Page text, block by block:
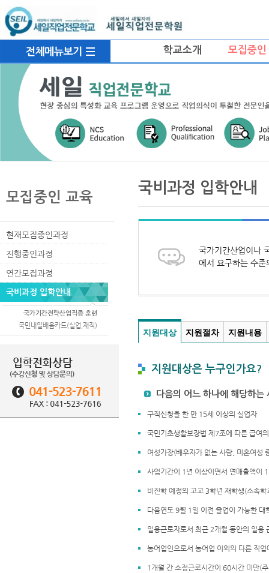
위
인
학교소개 모집중인
모집중인 교육
현재모집중인과정
진행중인과정
연간모집과정
국비과정 입학안내
국가기간전략산업직종 훈련
국민내일배움카드(실업,재직)
국비과정 입학안내
국가기간산업이나
에서 요구하는 수
지원대상
지원대상은 누구인가요?
다음의 어느 하나에 해당하는
구직신청을 한 만 15세 이상의 실업자
국민기초생활보장법 제7조에 따른 급여
여성가장(배우자가 없는 사람, 미혼여성
사업기간이 1년 이상이면서 연매출액이
비진학 예정의 고교 3학년 재학생(소속
다음연도 9월 1일 이전 졸업이 가능한 대
일용근로자로서 최근 2개월 동안의 일용
농어업인으로서 농어업 이외의 다른 직
1개월 간 소정근로시간이 60시간 미만(
지원절차 지원내용